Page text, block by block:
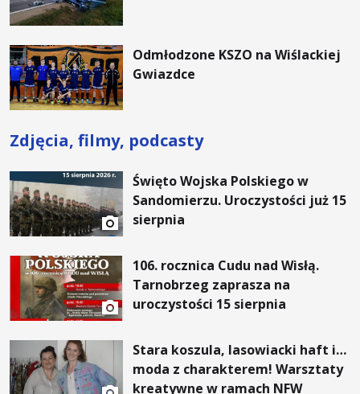
Odmłodzone KSZO na Wiślackiej
Gwiazdce
Zdjęcia, filmy, podcasty
Święto Wojska Polskiego w
Sandomierzu. Uroczystości już 15
sierpnia
106. rocznica Cudu nad Wisłą.
Tarnobrzeg zaprasza na
uroczystości 15 sierpnia
Stara koszula, lasowiacki haft i…
moda z charakterem! Warsztaty
kreatywne w ramach NFW